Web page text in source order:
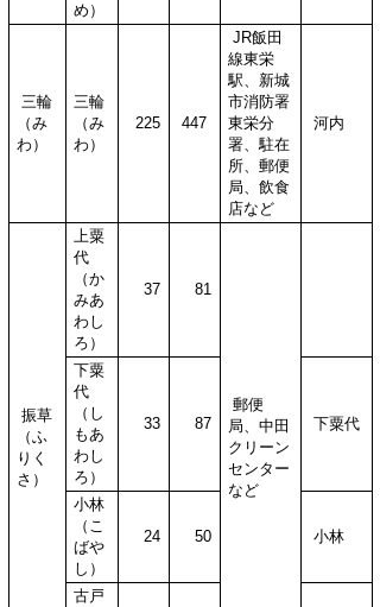
め）
三輪
（み
わ）
三輪
（み
わ）
225 447
JR飯田
線東栄
駅、新城
市消防署
東栄分
署、駐在
所、郵便
局、飲食
店など
河内
振草
（ふ
りく
さ）
上粟
代
（か
みあ
わし
ろ）
37 81
郵便
局、中田
クリーン
センター
など
下粟
代
（し
もあ
わし
ろ）
33 87 下粟代
小林
（こ
ばや
し）
24 50 小林
古戸